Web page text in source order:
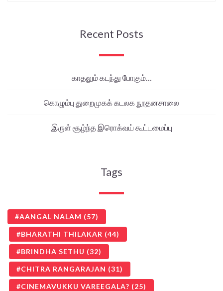
Recent Posts
காதலும் கடந்து போகும்…
கொழும்பு துறைமுகக் கடலக நூதனசாலை
இருள் சூழ்ந்த இரொக்வய் கூட்டமைப்பு
Tags
AANGAL NALAM (57)
BHARATHI THILAKAR (44)
BRINDHA SETHU (32)
CHITRA RANGARAJAN (31)
CINEMAVUKKU VAREEGALA? (25)